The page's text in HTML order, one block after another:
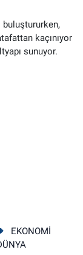
buluştururken,
kaçınıyor
sunuyor.
EKONOMİ